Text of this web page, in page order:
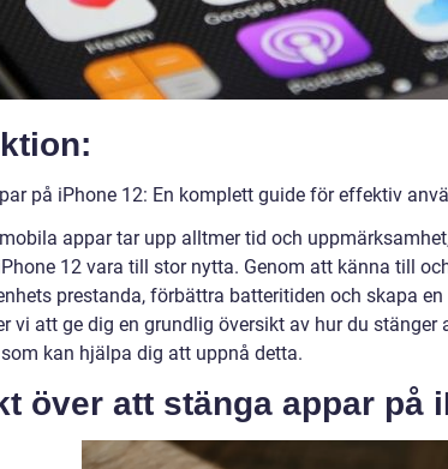
på iPhone 12: En komplett guide för effektiv
appar tar upp alltmer tid och
12 vara till stor nytta. Genom att känna till
prestanda, förbättra batteritiden och skapa
vi att ge dig en grundlig översikt av hur du stänger
kan hjälpa dig att uppnå detta.
över att stänga appar på